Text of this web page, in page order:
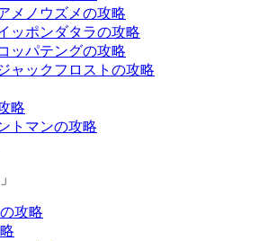
メノウズメの攻略
ッポンダタラの攻略
ッパテングの攻略
ャックフロストの攻略
略
トマンの攻略
攻略